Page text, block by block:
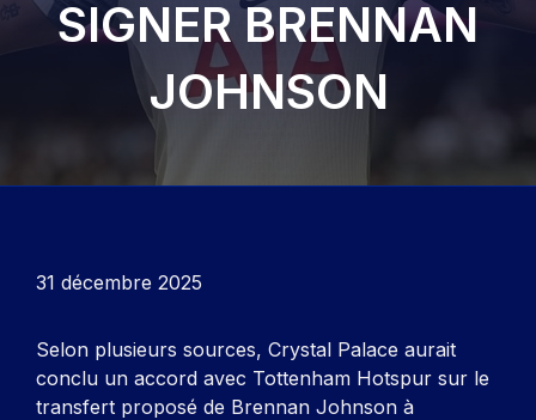
SIGNER BRENNAN
JOHNSON
31 décembre 2025
Selon plusieurs sources, Crystal Palace aurait
conclu un accord avec Tottenham Hotspur sur le
transfert proposé de Brennan Johnson à